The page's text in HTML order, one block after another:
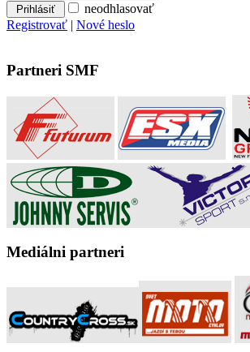
neodhlasovať
Registrovať | Nové heslo
Partneri SMF
Mediálni partneri